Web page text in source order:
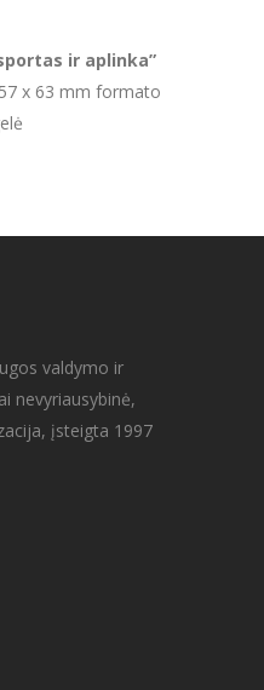
ir aplinka”
x 63 mm formato
valdymo ir
nevyriausybinė,
įsteigta 1997